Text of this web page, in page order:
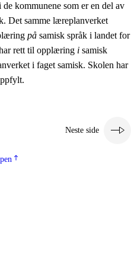
kommunene som er en del av
Det samme læreplanverket
på samisk språk i landet for
rett til opplæring i samisk
i faget samisk. Skolen har
Neste side